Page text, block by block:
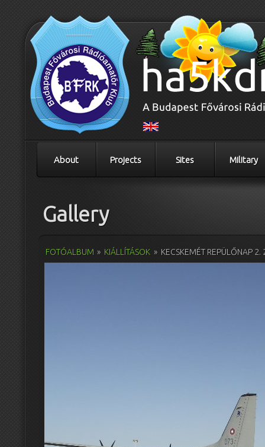
About Projects Sites Military
Gallery
FOTÓALBUM » KIÁLLÍTÁSOK » KECSKEMÉT REPÜLŐNAP 2.